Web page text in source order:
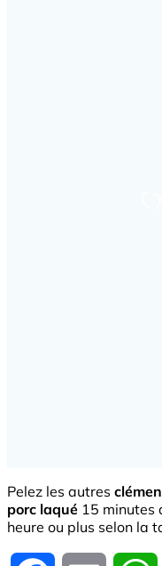
Pelez les autres
porc laqué 15 minutes
heure ou plus selon la